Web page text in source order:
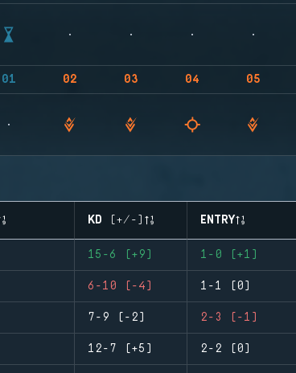
01 02 03 04 05
KD (+/-) ENTRY
15-6 (+9) 1-0 (+1)
6-10 (-4) 1-1 (0)
7-9 (-2) 2-3 (-1)
12-7 (+5) 2-2 (0)